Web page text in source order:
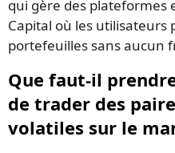
qui gère des plateformes
Capital où les
portefeuilles sans aucun
Que faut-il
de trader des
volatiles sur le